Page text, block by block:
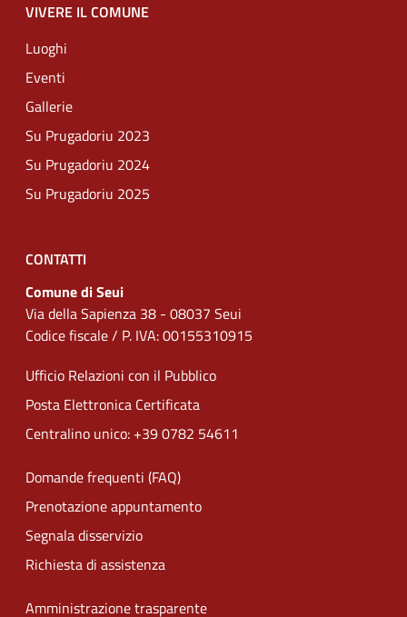
VIVERE IL COMUNE
Luoghi
Eventi
Gallerie
Su Prugadoriu 2023
Su Prugadoriu 2024
Su Prugadoriu 2025
CONTATTI
Comune di Seui
Via della Sapienza 38 - 08037 Seui
Codice fiscale / P. IVA: 00155310915
Ufficio Relazioni con il Pubblico
Posta Elettronica Certificata
Centralino unico: +39 0782 54611
Domande frequenti (FAQ)
Prenotazione appuntamento
Segnala disservizio
Richiesta di assistenza
Amministrazione trasparente